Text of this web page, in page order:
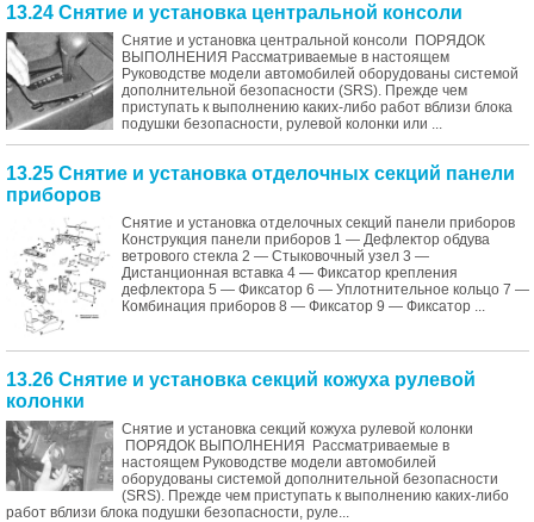
13.24 Снятие и установка центральной консоли
Снятие и установка центральной консоли ПОРЯДОК
ВЫПОЛНЕНИЯ Рассматриваемые в настоящем
Руководстве модели автомобилей оборудованы системой
дополнительной безопасности (SRS). Прежде чем
приступать к выполнению каких-либо работ вблизи блока
подушки безопасности, рулевой колонки или ...
13.25 Снятие и установка отделочных секций панели
приборов
Снятие и установка отделочных секций панели приборов
Конструкция панели приборов 1 — Дефлектор обдува
ветрового стекла 2 — Стыковочный узел 3 —
Дистанционная вставка 4 — Фиксатор крепления
дефлектора 5 — Фиксатор 6 — Уплотнительное кольцо 7 —
Комбинация приборов 8 — Фиксатор 9 — Фиксатор ...
13.26 Снятие и установка секций кожуха рулевой
колонки
Снятие и установка секций кожуха рулевой колонки
ПОРЯДОК ВЫПОЛНЕНИЯ Рассматриваемые в
настоящем Руководстве модели автомобилей
оборудованы системой дополнительной безопасности
(SRS). Прежде чем приступать к выполнению каких-либо
работ вблизи блока подушки безопасности, руле...